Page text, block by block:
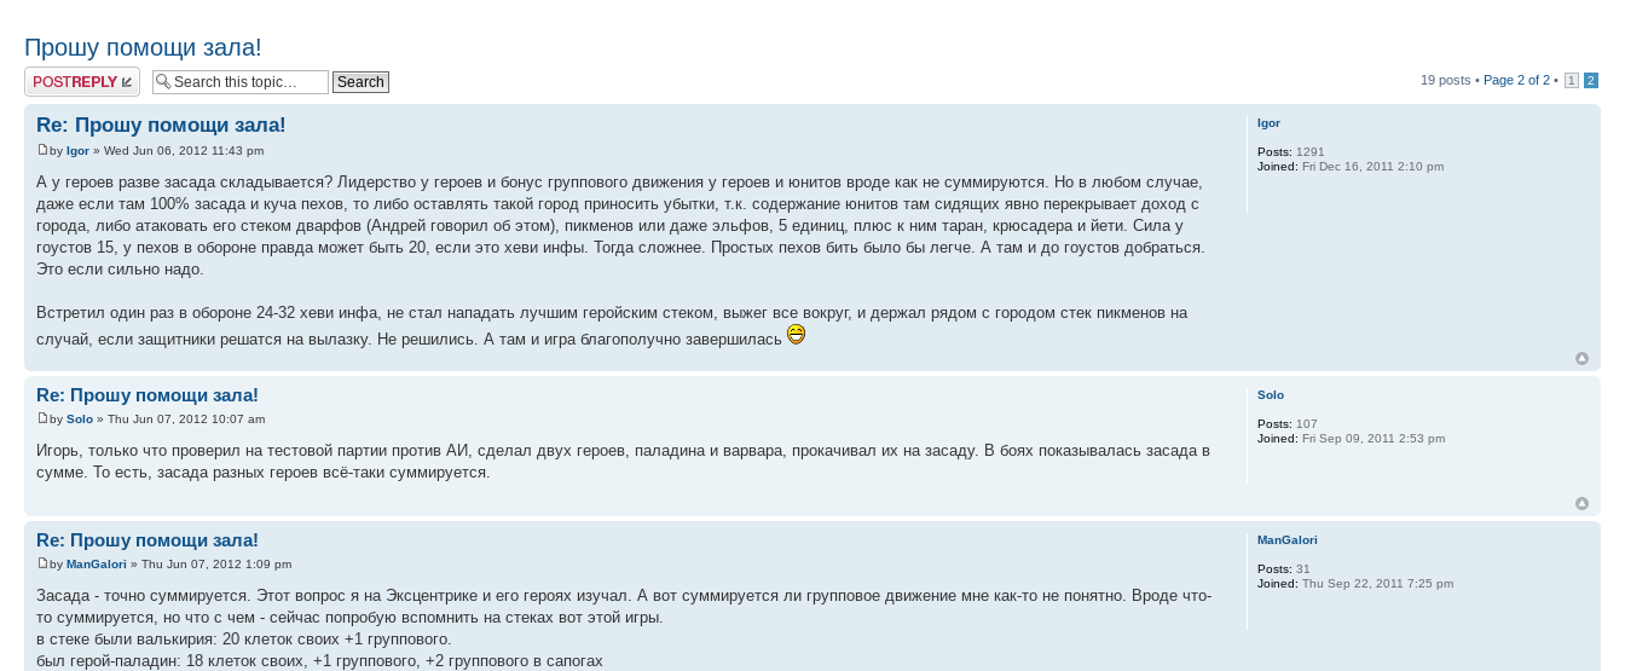
Прошу помощи зала!
Post a reply 19 posts • Page 2 of 2 • 1 2
Re: Прошу помощи зала!
by Igor » Wed Jun 06, 2012 11:43 pm
А у героев разве засада складывается? Лидерство у героев и бонус группового движения у героев и юнитов вроде как не суммируются. Но в любом случае,
даже если там 100% засада и куча пехов, то либо оставлять такой город приносить убытки, т.к. содержание юнитов там сидящих явно перекрывает доход с
города, либо атаковать его стеком дварфов (Андрей говорил об этом), пикменов или даже эльфов, 5 единиц, плюс к ним таран, крюсадера и йети. Сила у
гоустов 15, у пехов в обороне правда может быть 20, если это хеви инфы. Тогда сложнее. Простых пехов бить было бы легче. А там и до гоустов добраться.
Это если сильно надо.
Встретил один раз в обороне 24-32 хеви инфа, не стал нападать лучшим геройским стеком, выжег все вокруг, и держал рядом с городом стек пикменов на
случай, если защитники решатся на вылазку. Не решились. А там и игра благополучно завершилась
Igor
Posts: 1291
Joined: Fri Dec 16, 2011 2:10 pm
Re: Прошу помощи зала!
by Solo » Thu Jun 07, 2012 10:07 am
Игорь, только что проверил на тестовой партии против АИ, сделал двух героев, паладина и варвара, прокачивал их на засаду. В боях показывалась засада в
сумме. То есть, засада разных героев всё-таки суммируется.
Solo
Posts: 107
Joined: Fri Sep 09, 2011 2:53 pm
Re: Прошу помощи зала!
by ManGalori » Thu Jun 07, 2012 1:09 pm
Засада - точно суммируется. Этот вопрос я на Эксцентрике и его героях изучал. А вот суммируется ли групповое движение мне как-то не понятно. Вроде что-
то суммируется, но что с чем - сейчас попробую вспомнить на стеках вот этой игры.
в стеке были валькирия: 20 клеток своих +1 группового.
был герой-паладин: 18 клеток своих, +1 группового, +2 группового в сапогах
ManGalori
Posts: 31
Joined: Thu Sep 22, 2011 7:25 pm